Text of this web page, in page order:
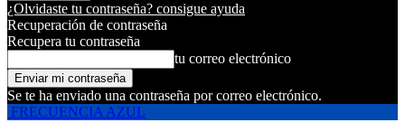
¿Olvidaste tu contraseña? consigue ayuda
Recuperación de contraseña
Recupera tu contraseña
tu correo electrónico
Se te ha enviado una contraseña por correo electrónico.
FRECUENCIA AZUL